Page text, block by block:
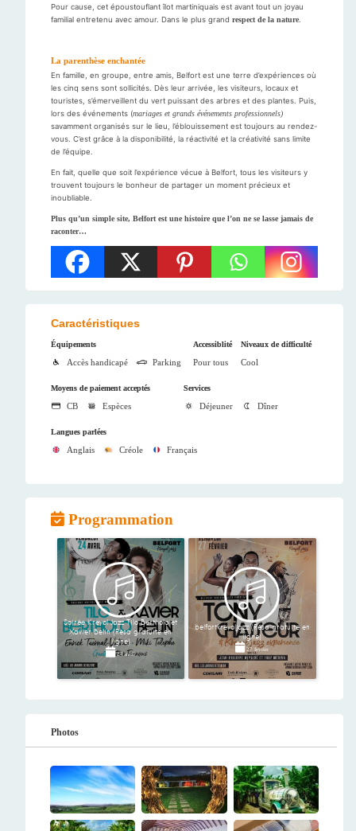
Pour cause, cet époustouflant îlot martiniquais est avant tout un joyau
familial entretenu avec amour. Dans le plus grand respect de la nature
La parenthèse enchantée
En famille, en groupe, entre amis, Belfort est une terre d’expériences où
les cinq sens sont sollicités. Dès leur arrivée, les visiteurs, locaux et
touristes, s’émerveillent du vert puissant des arbres et des plantes. Puis,
lors des événements (mariages et grands événements professionnels)
savamment organisés sur le lieu, l’éblouissement est toujours au rendez-
vous. C’est grâce à la disponibilité, la réactivité et la créativité sans limite
de l’équipe.
En fait, quelle que soit l’expérience vécue à Belfort, tous les visiteurs y
trouvent toujours le bonheur de partager un moment précieux et
inoubliable.
Plus qu’un simple site, Belfort est une histoire que l’on ne se lasse jamais de
raconter…
Caractéristiques
Équipements
Accès handicapé Parking
Accessiblité
Pour tous
Niveaux de difficulté
Cool
Moyens de paiement acceptés
CB Espèces
Services
Déjeuner Dîner
Langues parlées
Anglais Créole Français
Programmation
Soirée Kreyol Jazz Tilo Bertholo et
Xavier Belin (Résa gratuite en
ligne)
24 avril
belfortkreyoljazz (Résa gratuite en
ligne)
27 février
Photos